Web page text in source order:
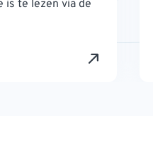
is te lezen via de